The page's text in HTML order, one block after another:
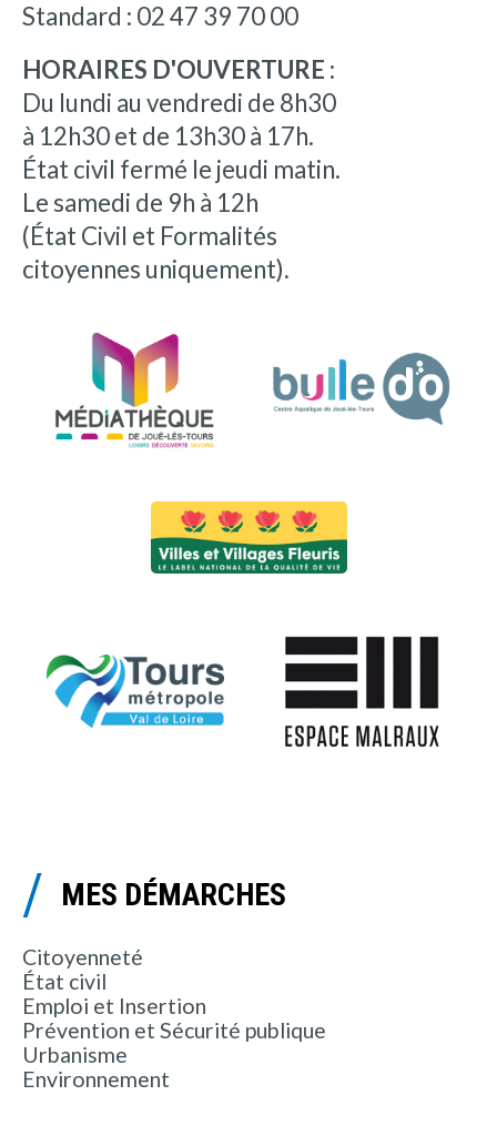
Standard : 02 47 39 70 00
HORAIRES D'OUVERTURE :
Du lundi au vendredi de 8h30
à 12h30 et de 13h30 à 17h.
État civil fermé le jeudi matin.
Le samedi de 9h à 12h
(État Civil et Formalités
citoyennes uniquement).
MES DÉMARCHES
Citoyenneté
État civil
Emploi et Insertion
Prévention et Sécurité publique
Urbanisme
Environnement